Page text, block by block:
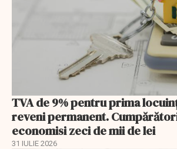
TVA de 9% pentru prima
reveni permanent.
economisi zeci de mii de lei
31 IULIE 2026